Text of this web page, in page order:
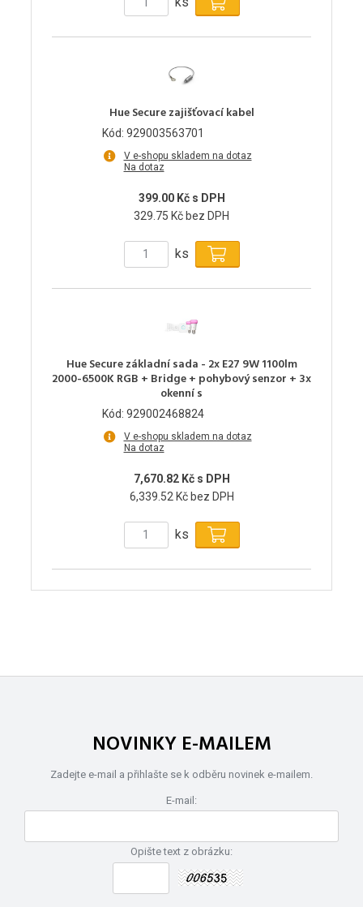
Hue Secure zajišťovací kabel
Kód: 929003563701
V e-shopu skladem na dotaz
Na dotaz
399.00 Kč s DPH
329.75 Kč bez DPH
ks
Hue Secure základní sada - 2x E27 9W 1100lm
2000-6500K RGB + Bridge + pohybový senzor + 3x
okenní s
Kód: 929002468824
V e-shopu skladem na dotaz
Na dotaz
7,670.82 Kč s DPH
6,339.52 Kč bez DPH
ks
NOVINKY E-MAILEM
Zadejte e-mail a přihlašte se k odběru novinek e-mailem.
E-mail:
Opište text z obrázku: